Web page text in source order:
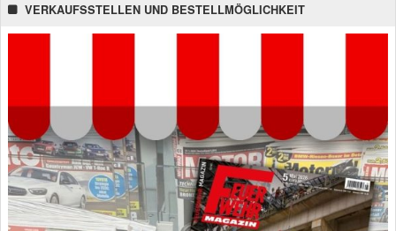
VERKAUFSSTELLEN UND BESTELLMÖGLICHKEIT